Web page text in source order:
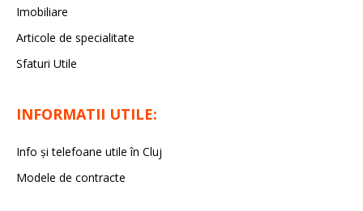
Imobiliare
Articole de specialitate
Sfaturi Utile
INFORMATII UTILE:
Info și telefoane utile în Cluj
Modele de contracte